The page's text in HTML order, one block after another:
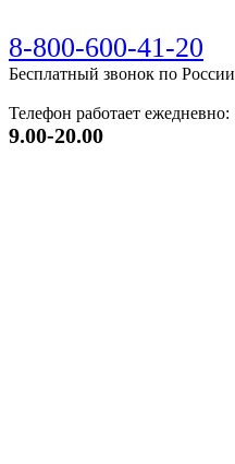
8-800-600-41-20
Бесплатный звонок по России
Телефон работает ежедневно:
9.00-20.00